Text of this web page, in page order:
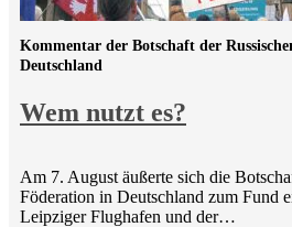
Wem nutzt es?
Kommentar der Botschaft der
Deutschland
Am 7. August äußerte sich die
Föderation in Deutschland zum Fund
Leipziger Flughafen und der…